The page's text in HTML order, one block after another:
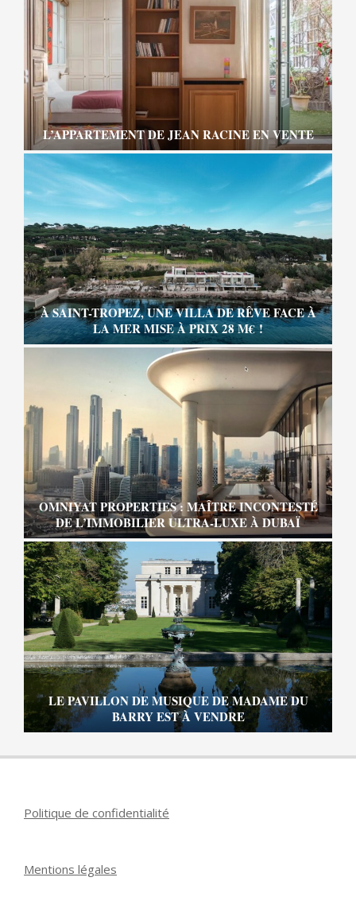
L’APPARTEMENT DE JEAN RACINE EN VENTE
À SAINT-TROPEZ, UNE VILLA DE RÊVE FACE À
LA MER MISE À PRIX 28 M€ !
OMNIYAT PROPERTIES : MAÎTRE INCONTESTÉ
DE L’IMMOBILIER ULTRA-LUXE À DUBAÏ
LE PAVILLON DE MUSIQUE DE MADAME DU
BARRY EST À VENDRE
Politique de confidentialité
Mentions légales